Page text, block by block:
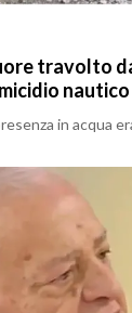
travolto
nautico
in acqua